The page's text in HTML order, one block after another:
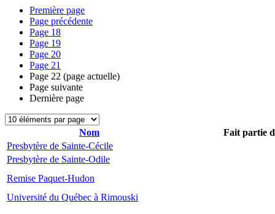
Première page
Page précédente
Page 18
Page 19
Page 20
Page 21
Page 22 (page actuelle)
Page suivante
Dernière page
Nom
Fait partie
Presbytère de Sainte-Cécile
Presbytère de Sainte-Odile
Remise Paquet-Hudon
Université du Québec à Rimouski